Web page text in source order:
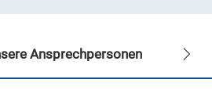
Ansprechpersonen